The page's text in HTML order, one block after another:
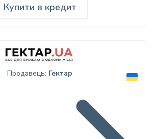
Купити в кредит
Продавець: Гектар